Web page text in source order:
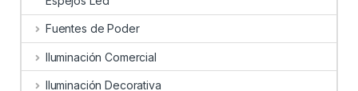
Fuentes de Poder
Iluminación Comercial
Iluminación Decorativa